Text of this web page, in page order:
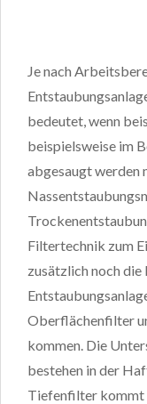
Je nach
bedeutet, wenn
beispielsweise im
abgesaugt werden
Filtertechnik zum
zusätzlich noch
Oberflächenfilter
kommen. Die
bestehen in der
Tiefenfilter kommt